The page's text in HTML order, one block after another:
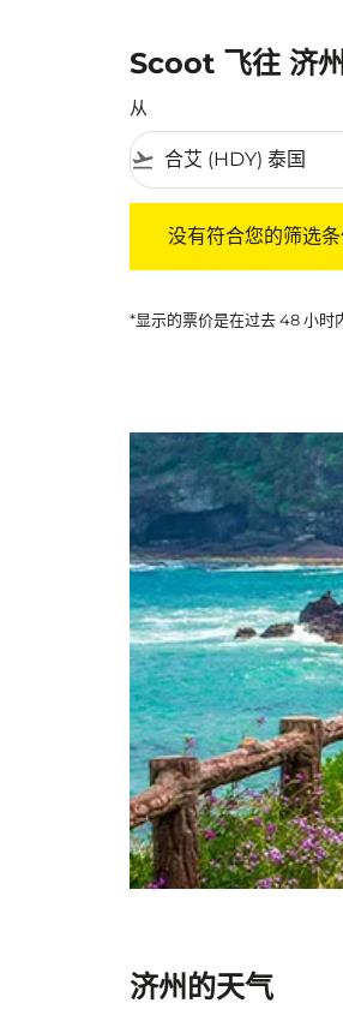
Scoot 飞往 济
从
flight_takeoff
没有符合您的筛选
*显示的票价是在过去 48 小时
济州的天气